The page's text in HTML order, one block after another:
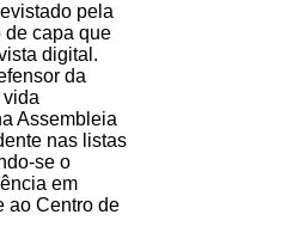
pela
de capa que
digital.
da
Assembleia
nas listas
se o
em
ao Centro de